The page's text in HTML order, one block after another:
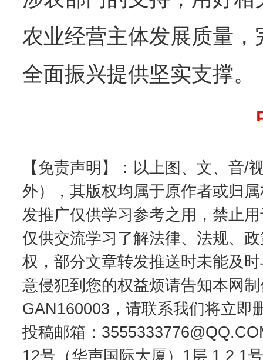
农业经营主体发展质量
全面振兴提供坚实支撑。
【免责声明】：以上图、文、音/
外），其版权均属于原作者或归
发推广仅供学习参考之用，禁止
仅供交流学习了解法律、法规、
权，部分文章转发推送时未能及
意侵犯到您的权益烦请告知本网
GAN160003，请联系我们将立即
投稿邮箱：
12号（华声国际大厦）1层 1 2 1
完善运行机制助力责任有效落实 一纸欠
东山县通报“牛蛙产品抗生素超标问题” 法
千年窑火 生生不息 一